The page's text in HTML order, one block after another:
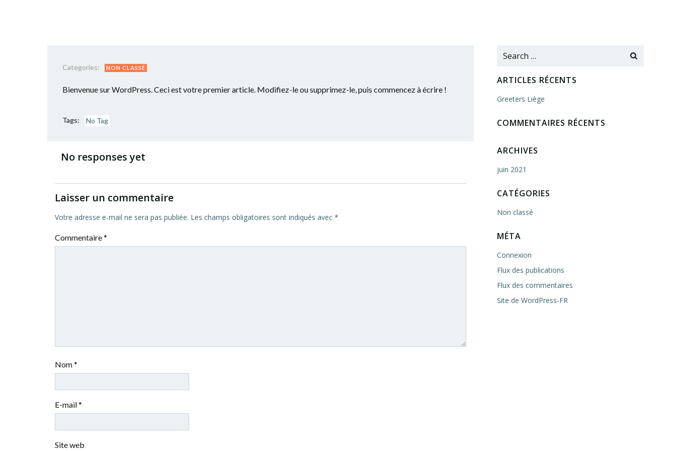
Categories: NON CLASSÉ
Bienvenue sur WordPress. Ceci est votre premier article. Modifiez-le ou supprimez-le, puis commencez à écrire !
Tags: No Tag
No responses yet
Laisser un commentaire
Votre adresse e-mail ne sera pas publiée. Les champs obligatoires sont indiqués avec *
Commentaire*
Nom*
E-mail*
Site web
Search
ARTICLES RÉCENTS
Greeters Liège
COMMENTAIRES RÉCENTS
ARCHIVES
juin 2021
CATÉGORIES
Non classé
MÉTA
Connexion
Flux des publications
Flux des commentaires
Site de WordPress-FR